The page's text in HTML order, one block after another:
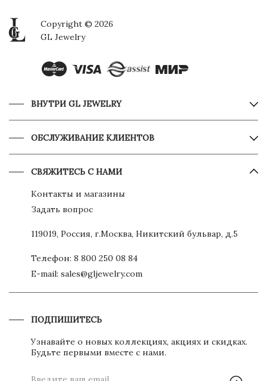
Copyright © 2026
GL Jewelry
ВНУТРИ GL JEWELRY
ОБСЛУЖИВАНИЕ КЛИЕНТОВ
СВЯЖИТЕСЬ С НАМИ
Контакты и магазины
Задать вопрос
119019, Россия, г.Москва, Никитский бульвар, д.5
Телефон: 8 800 250 08 84
E-mail: sales@gljewelry.com
ПОДПИШИТЕСЬ
Узнавайте о новых коллекциях, акциях и скидках.
Будьте первыми вместе с нами.